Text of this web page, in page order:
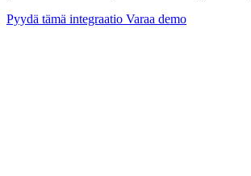
Pyydä tämä integraatio Varaa demo